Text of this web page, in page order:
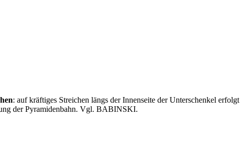
: auf kräftiges Streichen längs der Innenseite der Unterschenkel erfolgt
der Pyramidenbahn. Vgl. BABINSKI.